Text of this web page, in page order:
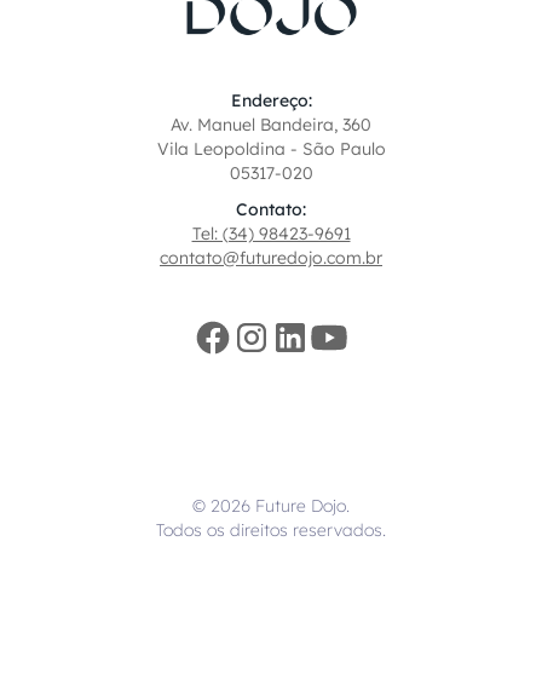
Endereço:
Av. Manuel Bandeira, 360
Vila Leopoldina - São Paulo
05317-020
Contato:
Tel: (34) 98423-9691
contato@futuredojo.com.br
© 2026 Future Dojo.
Todos os direitos reservados.